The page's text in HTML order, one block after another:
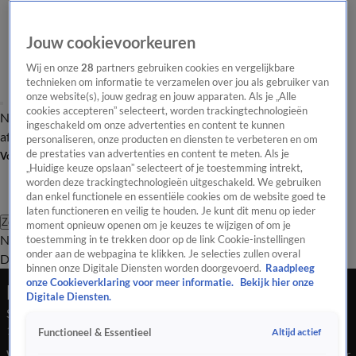
Nieuws van de DagOpinie van de Dag Onze categorieën Laatste
afleveringVideo's Nieuws van de Dag Podcast
Volg Nieuws van de Dag
Zoeken
Nieuws van de DagOpinie van de
Dag
Video'sUitzendingen PodcastPanelContact
Nieuws van de Dag
Seizoen Nieuws van de Dag, aflevering 137
15 juli 2025, 18:04
Jouw cookievoorkeuren
Wij en onze28 partners gebruiken cookies en vergelijkbare
technieken om informatie te verzamelen over jou als gebruiker van
onze website(s), jouw gedrag en jouw apparaten. Als je „Alle
cookies accepteren” selecteert, worden trackingtechnologieën
ingeschakeld om onze advertenties en content te kunnen
personaliseren, onze producten en diensten te verbeteren en om
de prestaties van advertenties en content te meten. Als je
„Huidige keuze opslaan” selecteert of je toestemming intrekt,
worden deze trackingtechnologieën uitgeschakeld. We gebruiken
dan enkel functionele en essentiële cookies om de website goed te
laten functioneren en veilig te houden. Je kunt dit menu op ieder
moment opnieuw openen om je keuzes te wijzigen of om je
toestemming in te trekken door op de link Cookie-instellingen
onder aan de webpagina te klikken. Je selecties zullen overal
binnen onze Digitale Diensten worden doorgevoerd. Raadpleeg
onze Cookieverklaring voor meer informatie.
Bekijk hier onze
Digitale Diensten.
Functioneel & Essentieel Altijd actief